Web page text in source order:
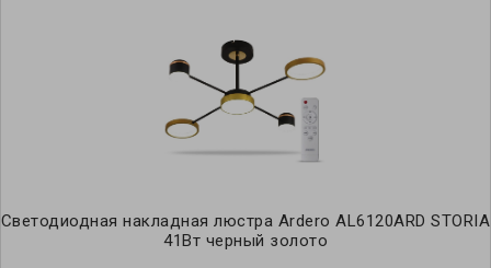
Светодиодная накладная люстра Ardero AL6120ARD STORIA
41Вт черный золото